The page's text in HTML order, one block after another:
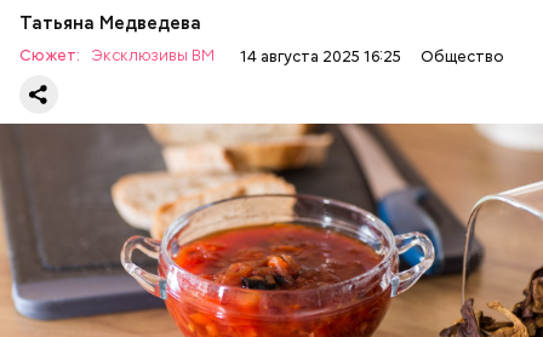
Татьяна Медведева
Сюжет: Эксклюзивы ВМ 14 августа 2025 16:25 Общество
Баклажаны с овощами
ПРАВОСЛАВИЕ ЕДА РЕЦЕПТЫ